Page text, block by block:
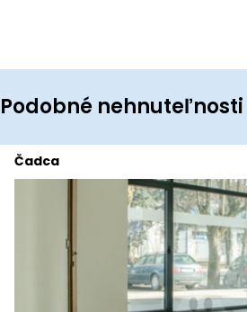
Podobné nehnuteľnosti
Čadca